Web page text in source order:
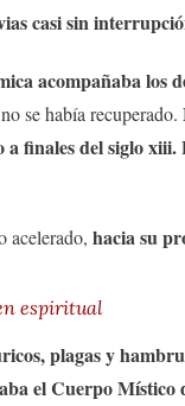
casi sin
acompañaba los
se había recuperado.
a finales del siglo xiii.
acelerado, hacia su
espiritual
plagas y
el Cuerpo Místico